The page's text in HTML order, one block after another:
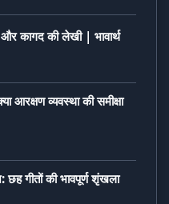
कागद की लेखी | भावार्थ
आरक्षण व्यवस्था की समीक्षा
गीतों की भावपूर्ण शृंखला